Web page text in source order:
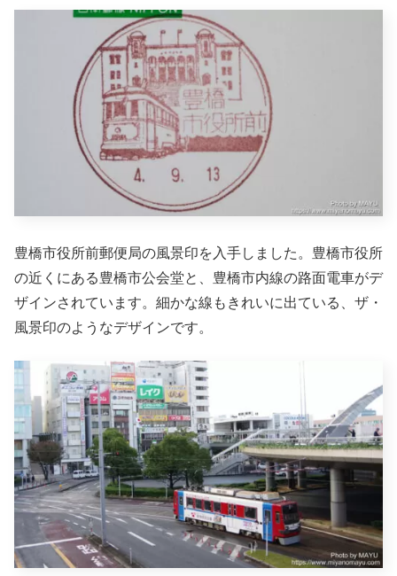
豊橋市役所前郵便局の風景印を入手しました。豊橋市役所
の近くにある豊橋市公会堂と、豊橋市内線の路面電車がデ
ザインされています。細かな線もきれいに出ている、ザ・
風景印のようなデザインです。